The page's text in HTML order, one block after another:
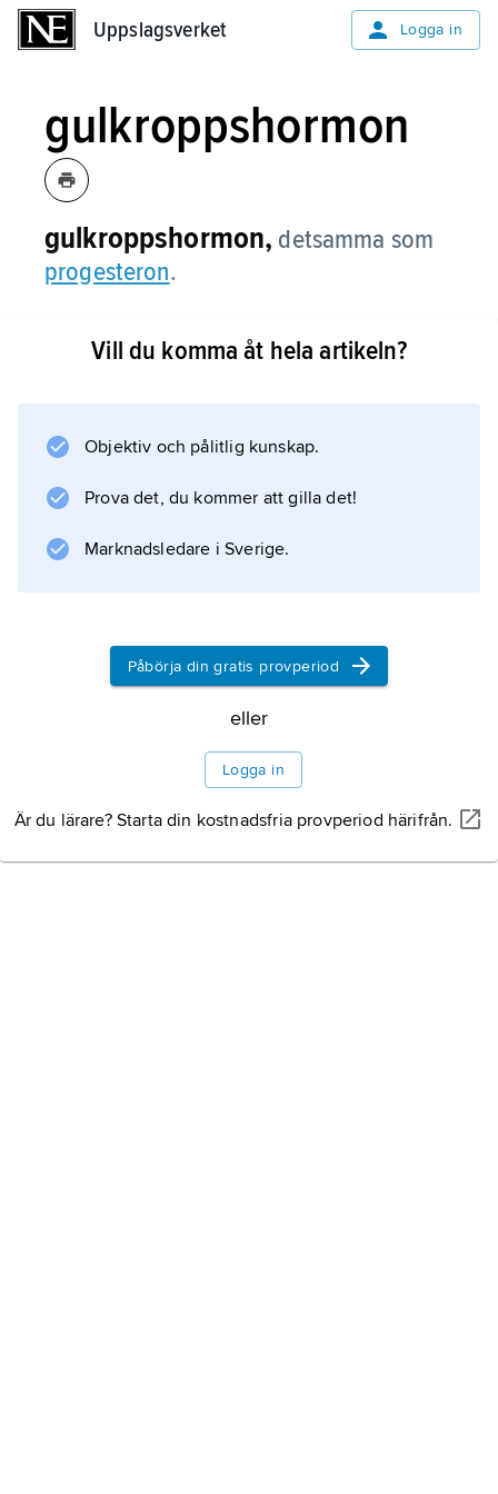
Uppslagsverket Logga in
gulkroppshormon
gulkroppshormon, detsamma som
progesteron.
Vill du komma åt hela artikeln?
Objektiv och pålitlig kunskap.
Prova det, du kommer att gilla det!
Marknadsledare i Sverige.
Påbörja din gratis provperiod
eller
Logga in
Är du lärare? Starta din kostnadsfria provperiod härifrån.